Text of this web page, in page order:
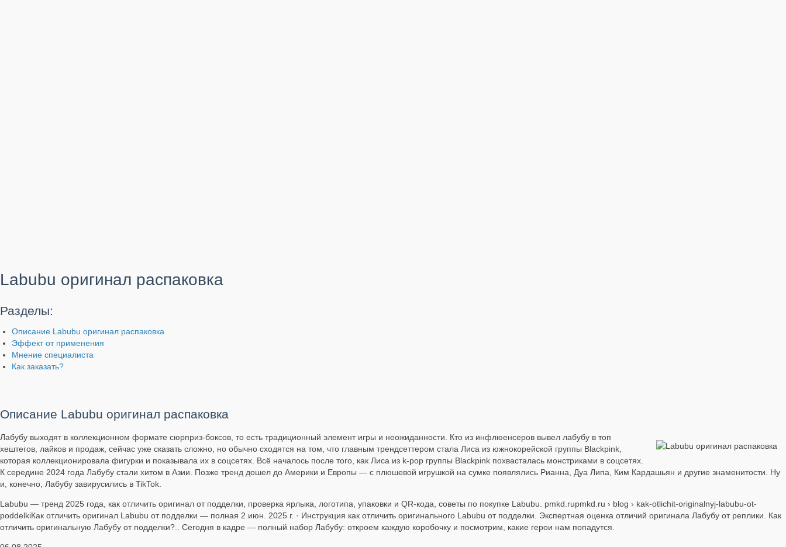
Labubu оригинал распаковка
Разделы:
Описание Labubu оригинал распаковка
Эффект от применения
Мнение специалиста
Как заказать?
Описание Labubu оригинал распаковка
Лабубу выходят в коллекционном формате сюрприз-боксов, то есть традиционный элемент игры и неожиданности. Кто из инфлюенсеров вывел лабубу в топ
хештегов, лайков и продаж, сейчас уже сказать сложно, но обычно сходятся на том, что главным трендсеттером стала Лиса из южнокорейской группы Blackpink,
которая коллекционировала фигурки и показывала их в соцсетях. Всё началось после того, как Лиса из k-pop группы Blackpink похвасталась монстриками в соцсетях.
К середине 2024 года Лабубу стали хитом в Азии. Позже тренд дошел до Америки и Европы — с плюшевой игрушкой на сумке появлялись Рианна, Дуа Липа, Ким Кардашьян и другие знаменитости. Ну
и, конечно, Лабубу завирусились в TikTok.
Labubu — тренд 2025 года, как отличить оригинал от подделки, проверка ярлыка, логотипа, упаковки и QR-кода, советы по покупке Labubu. pmkd.rupmkd.ru › blog › kak-otlichit-originalnyj-labubu-ot-
poddelkiКак отличить оригинал Labubu от подделки — полная 2 июн. 2025 г. · Инструкция как отличить оригинального Labubu от подделки. Экспертная оценка отличий оригинала Лабубу от реплики. Как
отличить оригинальную Лабубу от подделки?.. Сегодня в кадре — полный набор Лабубу: откроем каждую коробочку и посмотрим, какие герои нам попадутся.